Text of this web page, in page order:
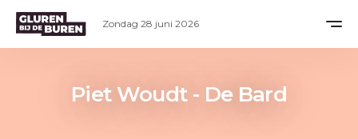
Piet Woudt - De Bard
Zondag 28 juni 2026